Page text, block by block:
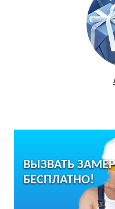
ВЫЗВАТЬ
БЕСПЛАТНО!